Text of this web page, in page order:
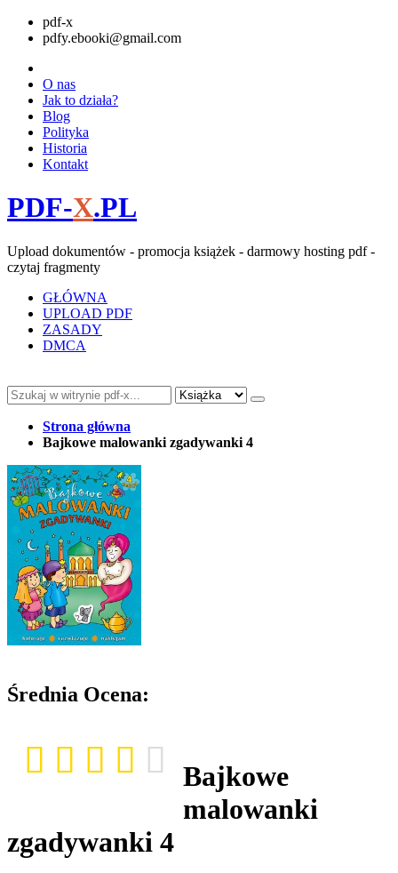
pdf-x
pdfy.ebooki@gmail.com
O nas
Jak to działa?
Blog
Polityka
Historia
Kontakt
PDF-X.PL
Upload dokumentów - promocja książek - darmowy hosting pdf -
czytaj fragmenty
GŁÓWNA
UPLOAD PDF
ZASADY
DMCA
Strona główna
Bajkowe malowanki zgadywanki 4
Średnia Ocena:
Bajkowe
malowanki
zgadywanki 4